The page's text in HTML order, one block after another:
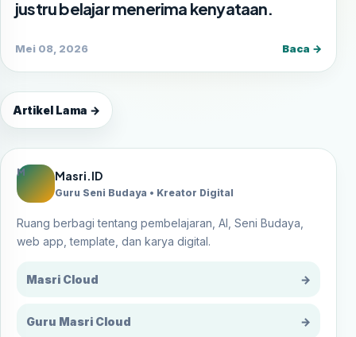
justru belajar menerima kenyataan.
Mei 08, 2026 Baca →
Artikel Lama →
M Masri.ID
Guru Seni Budaya • Kreator Digital
Ruang berbagi tentang pembelajaran, AI, Seni Budaya,
web app, template, dan karya digital.
Masri Cloud →
Guru Masri Cloud →